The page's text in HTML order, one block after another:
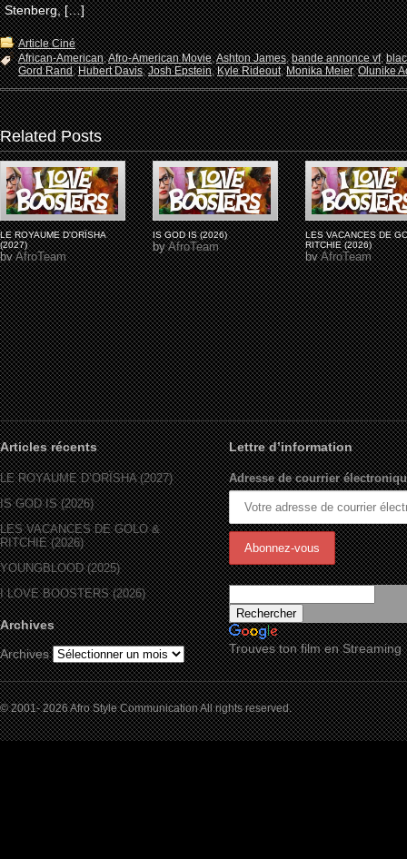
Stenberg, […]
Article Ciné
African-American,Afro-American Movie,Ashton James,bande annonce vf,
Gord Rand,Hubert Davis,Josh Epstein,Kyle Rideout,Monika Meier,Olunike
Related Posts
LE ROYAUME D'ORÏSHA
(2027)
byAfroTeam
IS GOD IS (2026)
byAfroTeam
LES VACANCES DE
RITCHIE (2026)
byAfroTeam
Articles récents
LE ROYAUME D’ORÏSHA (2027)
IS GOD IS (2026)
LES VACANCES DE GOLO &
RITCHIE (2026)
YOUNGBLOOD (2025)
I LOVE BOOSTERS (2026)
Archives
Archives
Lettre d’information
Adresse de courrier
Trouves ton film en Streaming
© 2001- 2026 Afro Style Communication All rights reserved.